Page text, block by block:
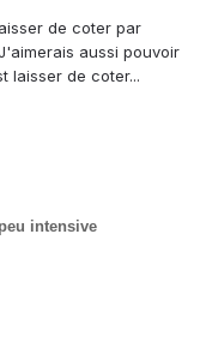
de coter par
aussi pouvoir
laisser de coter...
intensive